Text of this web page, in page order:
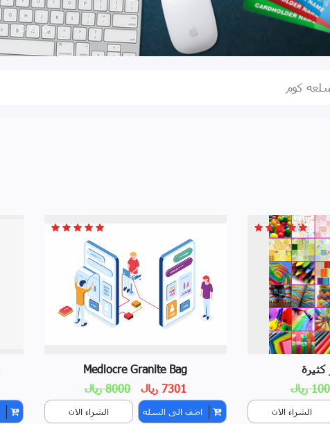
ريال
الشراء الان
Mediocre Granite Bag
7301 ريال
8000 ريال
اضف الى السله الشراء الان